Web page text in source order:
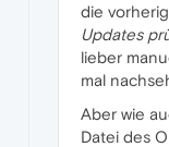
die
Updates
lieber
mal
Aber wie
Datei des